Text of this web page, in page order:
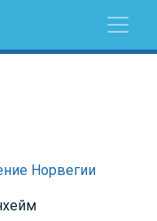
Норвегии